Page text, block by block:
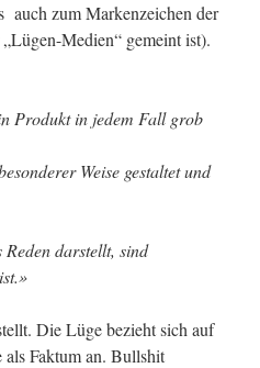
auch zum Markenzeichen der
Medien“ gemeint ist).
Produkt in jedem Fall grob
Weise gestaltet und
darstellt, sind
Die Lüge bezieht sich auf
Faktum an. Bullshit